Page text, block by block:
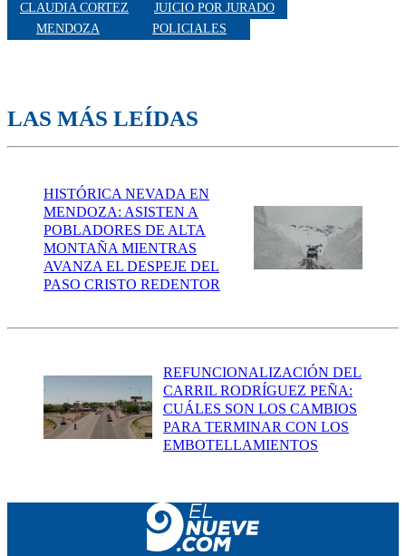
CLAUDIA CORTEZ
JUICIO POR JURADO
MENDOZA
POLICIALES
LAS MÁS LEÍDAS
HISTÓRICA NEVADA EN
MENDOZA: ASISTEN A
POBLADORES DE ALTA
MONTAÑA MIENTRAS
AVANZA EL DESPEJE DEL
PASO CRISTO REDENTOR
REFUNCIONALIZACIÓN DEL
CARRIL RODRÍGUEZ PEÑA:
CUÁLES SON LOS CAMBIOS
PARA TERMINAR CON LOS
EMBOTELLAMIENTOS